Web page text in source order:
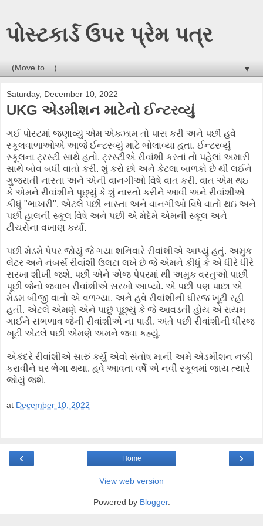
પોસ્ટકાર્ડ ઉપર પ્રેમ પત્ર
▼
Saturday, December 10, 2022
UKG એડમીશન માટેનો ઈન્ટરવ્યું
ગઈ પોસ્ટમાં જણાવ્યું એમ એક્ઝામ તો પાસ કરી અને પછી હવે
સ્કૂલવાળાઓએ આજે ઈન્ટરવ્યું માટે બોલાવ્યા હતા. ઈન્ટરવ્યું
સ્કૂલના ટ્રસ્ટી સાથે હતો. ટ્રસ્ટીએ રીવાંશી કરતાં તો પહેલાં અમારી
સાથે બોવ બધી વાતો કરી. શું કરો છો અને કેટલા બાળકો છે થી લઈને
ગુજરાતી નાસ્તા અને એની વાનગીઓ વિષે વાત કરી. વાત એમ થઇ
કે એમને રીવાંશીને પૂછ્યું કે શું નાસ્તો કરીને આવી અને રીવાંશીએ
કીધું "ભાખરી". એટલે પછી નાસ્તા અને વાનગીઓ વિષે વાતો થઇ અને
પછી હાલની સ્કૂલ વિષે અને પછી એ મેદેમે એમની સ્કૂલ અને
ટીચરોના વખાણ કર્યા.
પછી મેડમે પેપર જોયું જે ગયા શનિવારે રીવાંશીએ આપ્યું હતું. અમુક
લેટર અને નંબર્સ રીવાંશી ઉલટા લખે છે જે એમને કીધું કે એ ધીરે ધીરે
સરખા શીખી જશે. પછી એને એજ પેપરમાં થી અમુક વસ્તુઓ પાછી
પૂછી જેનો જવાબ રીવાંશીએ સરખો આપ્યો. એ પછી પણ પાછા એ
મેડમ બીજી વાતો એ વળગ્યા. અને હવે રીવાંશીની ધીરજ ખૂટી રહી
હતી. એટલે એમણે એને પાછું પૂછ્યું કે જે આવડતી હોય એ રાયમ
ગાઈને સંભળાવ જેની રીવાંશીએ ના પાડી. અંતે પછી રીવાંશીની ધીરજ
ખૂટી એટલે પછી એમણે અમને જવા કહ્યું.
એકંદરે રીવાંશીએ સારું કર્યું એવો સંતોષ માની અમે એડમીશન નક્કી
કરાવીને ઘર ભેગા થયા. હવે આવતા વર્ષે એ નવી સ્કૂલમાં જાય ત્યારે
જોયું જશે.
at December 10, 2022
‹ ›
Home
View web version
Powered by Blogger.